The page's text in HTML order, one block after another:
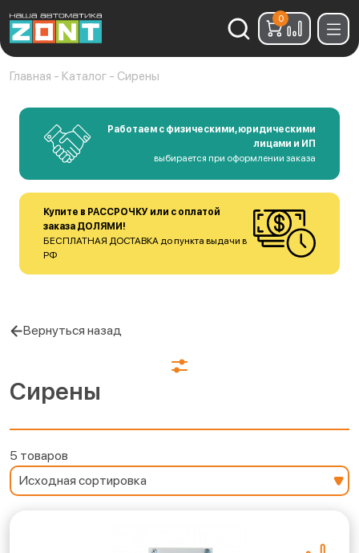
Найти:
0
Главная - Каталог - Сирены
Работаем с физическими, юридическими
лицами и ИП
выбирается при оформлении заказа
Купите в РАССРОЧКУ или с оплатой
заказа ДОЛЯМИ!
БЕСПЛАТНАЯ ДОСТАВКА до пункта выдачи в
РФ
Вернуться назад
Сирены
5 товаров